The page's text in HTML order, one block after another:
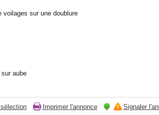
voilages sur une doublure
aube
Imprimer l'annonce Signaler